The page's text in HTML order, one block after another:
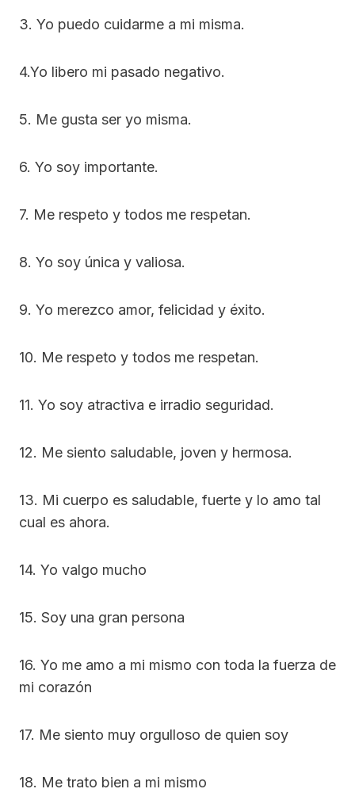
3. Yo puedo cuidarme a mi misma.
4.Yo libero mi pasado negativo.
5. Me gusta ser yo misma.
6. Yo soy importante.
7. Me respeto y todos me respetan.
8. Yo soy única y valiosa.
9. Yo merezco amor, felicidad y éxito.
10. Me respeto y todos me respetan.
11. Yo soy atractiva e irradio seguridad.
12. Me siento saludable, joven y hermosa.
13. Mi cuerpo es saludable, fuerte y lo amo tal
cual es ahora.
14. Yo valgo mucho
15. Soy una gran persona
16. Yo me amo a mi mismo con toda la fuerza de
mi corazón
17. Me siento muy orgulloso de quien soy
18. Me trato bien a mi mismo